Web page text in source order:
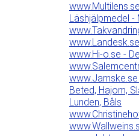
Läshjälpmedel -
www.Hi-o.se -
Beted, Hajom,
Lunden, Båls